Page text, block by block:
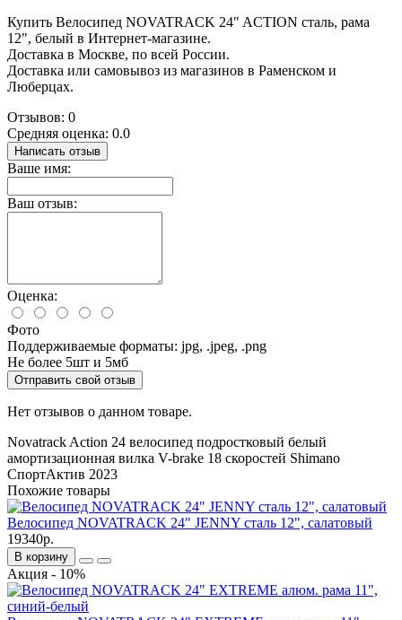
Купить Велосипед NOVATRACK 24" ACTION сталь, рама
12", белый в Интернет-магазине.
Доставка в Москве, по всей России.
Доставка или самовывоз из магазинов в Раменском и
Люберцах.
Отзывов: 0
Средняя оценка: 0.0
Написать отзыв
Ваше имя:
Ваш отзыв:
Оценка:
Фото
Поддерживаемые форматы: jpg, .jpeg, .png
Не более 5шт и 5мб
Отправить свой отзыв
Нет отзывов о данном товаре.
Novatrack Action 24 велосипед подростковый белый
амортизационная вилка V-brake 18 скоростей Shimano
СпортАктив 2023
Похожие товары
Велосипед NOVATRACK 24" JENNY сталь 12", салатовый
19340р.
В корзину
Акция - 10%